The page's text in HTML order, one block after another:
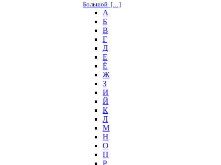
Большой […]
А
Б
В
Г
Д
Е
Ё
Ж
З
И
Й
К
Л
М
Н
О
П
Р